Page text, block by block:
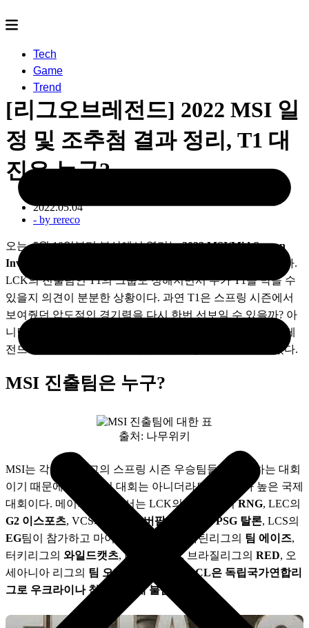
Tech
Game
Trend
[리그오브레전드] 2022 MSI 일
정 및 조추첨 결과 정리, T1 대
진은 누구?
2022.05.04
- by rereco
오는  5월 10일부터 부산에서 열리는 2022 MSI(Mid Season
Invitational)
의 조추첨이 완료되면서 세부일정이 공개되었다.
LCK의 진출팀인 T1의 그룹도 정해지면서 누가 T1을 막을 수
있을지 의견이 분분한 상황이다. 과연 T1은 스프링 시즌에서
보여줬던 압도적인 경기력을 다시 한번 선보일 수 있을까? 아
니면 T1을 막을 강자가 등장할까? 이번 글에서는 리그오브레
전드 2022 MSI 진출팀, 조추첨 결과, 일정에 대해 소개하겠다.
MSI 진출팀은 누구?
출처: 나무위키
MSI는 각 지역 리그의 스프링 시즌 우승팀들이 참가하는 대회
이기 때문에 큰 규모의 대회는 아니더라도 관심도가 높은 국제
대회이다. 메이저 지역에서는 LCK의
, LPL의 RNG
G2 이스포츠, VCS의 사이공 버팔로 , PCS의 PSG 탈론
EG팀이 참가하고 마이너 지역에서는 라틴리그의 팀 에이즈,
터키리그의 와일드캣츠, LJL의 DFM, 브라질리그의 RED, 오
세아니아 리그의 팀 오더
LCL은 독립국가연합리
그로 우크라이나 침공에 의해 불참한다.